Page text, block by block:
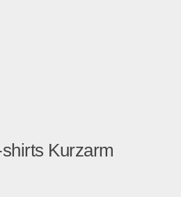
Kurzarm